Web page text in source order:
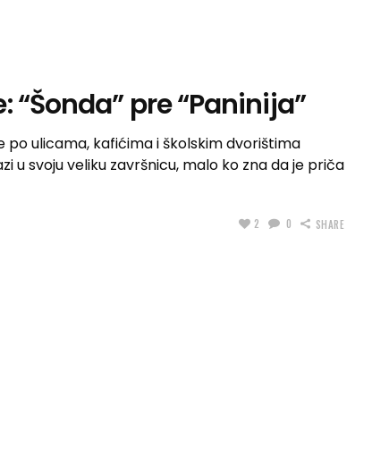
pre “Paninija”
ulicama, kafićima i školskim dvorištima
u svoju veliku završnicu, malo ko zna da je priča
2 0 SHARE